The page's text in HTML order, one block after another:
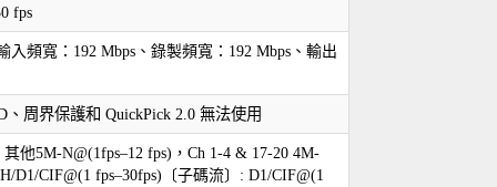
fps
頻寬：192 Mbps、錄製頻寬：192 Mbps、輸出
周界保護和 QuickPick 2.0 無法使用
他5M-N@(1fps–12 fps)，Ch 1-4 & 17-20 4M-
D1/CIF@(1 fps–30fps)〔子碼流〕: D1/CIF@(1